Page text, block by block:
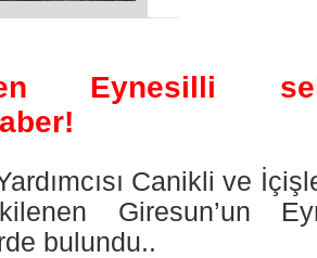
Eynesilli
Canikli ve
Giresun’un
bulundu..